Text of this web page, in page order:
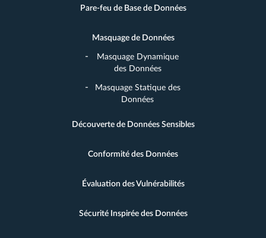
Pare-feu de Base de Données
Masquage de Données
Masquage Dynamique
des Données
Masquage Statique des
Données
Découverte de Données Sensibles
Conformité des Données
Évaluation des Vulnérabilités
Sécurité Inspirée des Données